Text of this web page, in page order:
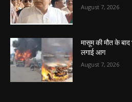
August 7, 2026
मासूम की मौत के
लगाई आग
August 7, 2026